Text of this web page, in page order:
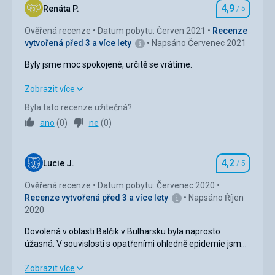
Okolí 4,0/ 5
Služby 5,0/ 5
Pláž
pláž se každý večer uklízela, rovnala se lehátka.
ráno hrabali řasy
Ubytování
spokojenost
Služby
spokojenost
Renáta P. Hodnocení
4,9 / 5
Ověřená recenze Datum pobytu: Červen 2021
Recenze
vytvořená před 3 a více lety
Napsáno Červenec 2021
Byly jsme moc spokojené, určitě se vrátíme.
Byly jsme moc spokojené, určitě se vrátíme.
Strava
Okolí 5,0/ 5
Služby
Cena
Pláž
Zobrazit více
Byla tato recenze užitečná?
ano (0) ne (0)
Lucie J. Hodnocení
4,2 / 5
Ověřená recenze
Datum pobytu: Červenec 2020
Recenze vytvořená před 3 a více lety
Napsáno Říjen
2020
Dovolená v oblasti Balčik v Bulharsku byla naprosto
úžasná. V souvislosti s opatřeními ohledně epidemie jsme
Nakonec jsme dovolenou nezrušili a odcestovali navzdory
Dovolená v oblasti Balčik v Bulharsku byla naprosto
Zobrazit více